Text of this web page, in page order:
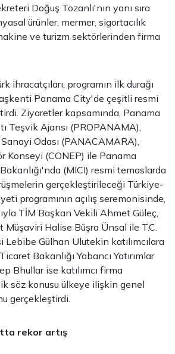
Doğuş Tozanlı'nın yanı sıra
ürünler, mermer, sigortacılık
ve turizm sektörlerinden firma
ihracatçıları, programın ilk durağı
Panama City'de çeşitli resmi
Ziyaretler kapsamında, Panama
Teşvik Ajansı (PROPANAMA),
Odası (PANACAMARA),
Konseyi (CONEP) ile Panama
(MICI) resmi temaslarda
gerçekleştirileceği Türkiye-
programının açılış seremonisinde,
TİM Başkan Vekili Ahmet Güleç,
Müşaviri Halise Büşra Ünsal ile T.C.
Lebibe Gülhan Ulutekin katılımcılara
Bakanlığı Yabancı Yatırımlar
Bhullar ise katılımcı firma
söz konusu ülkeye ilişkin genel
gerçekleştirdi.
rekor artış